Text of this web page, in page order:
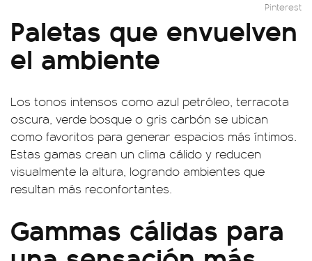
Pinterest
Paletas que envuelven
el ambiente
Los tonos intensos como azul petróleo, terracota
oscura, verde bosque o gris carbón se ubican
como favoritos para generar espacios más íntimos.
Estas gamas crean un clima cálido y reducen
visualmente la altura, logrando ambientes que
resultan más reconfortantes.
Gammas cálidas para